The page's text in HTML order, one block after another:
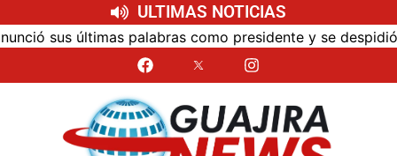
ULTIMAS NOTICIAS
sus últimas palabras como presidente y se despidió de